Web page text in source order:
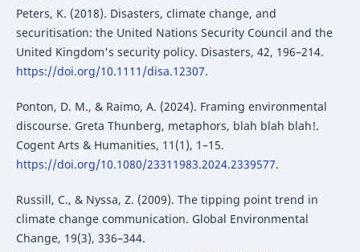
Peters, K. (2018). Disasters, climate change, and
securitisation: the United Nations Security Council and the
United Kingdom's security policy. Disasters, 42, 196–214.
https://doi.org/10.1111/disa.12307.
Ponton, D. M., & Raimo, A. (2024). Framing environmental
discourse. Greta Thunberg, metaphors, blah blah blah!.
Cogent Arts & Humanities, 11(1), 1–15.
https://doi.org/10.1080/23311983.2024.2339577.
Russill, C., & Nyssa, Z. (2009). The tipping point trend in
climate change communication. Global Environmental
Change, 19(3), 336–344.